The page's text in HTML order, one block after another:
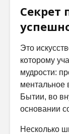
Секрет
Это
которому
мудрости:
ментальное
Бытии, во
основании
Несколько